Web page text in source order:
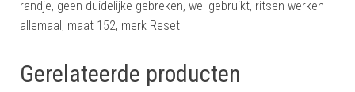
randje, geen duidelijke gebreken, wel gebruikt, ritsen werken
allemaal, maat 152, merk Reset
Gerelateerde producten